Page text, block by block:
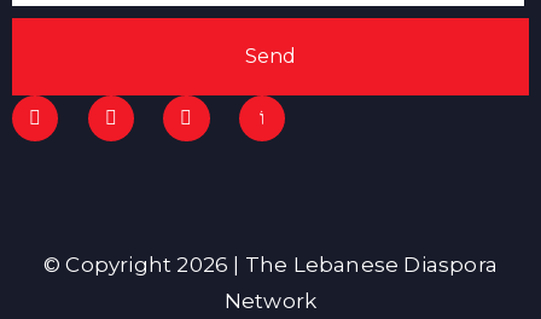
Send
© Copyright 2026 | The Lebanese Diaspora
Network